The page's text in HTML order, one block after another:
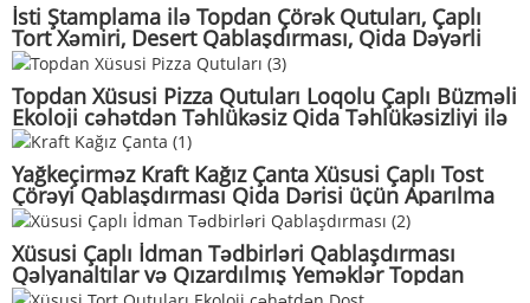
İsti Ştamplama ilə Topdan Çörək Qutuları, Çaplı
Tort Xəmiri, Desert Qablaşdırması, Qida Dəyərli
Topdan Təchizat | Tuobo
Topdan Xüsusi Pizza Qutuları Loqolu Çaplı Büzməli
Ekoloji cəhətdən Təhlükəsiz Qida Təhlükəsizliyi ilə
Aparılmaq üçün Qablaşdırma | Tuobo
Yağkeçirməz Kraft Kağız Çanta Xüsusi Çaplı Tost
Çörəyi Qablaşdırması Qida Dərisi üçün Aparılma
Çantası | Tuobo
Xüsusi Çaplı İdman Tədbirləri Qablaşdırması
Qəlyanaltılar və Qızardılmış Yeməklər Topdan
Satılır | Tuobo